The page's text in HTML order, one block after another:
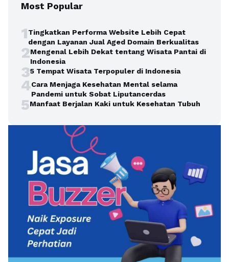
Most Popular
1Tingkatkan Performa Website Lebih Cepat
dengan Layanan Jual Aged Domain Berkualitas
2Mengenal Lebih Dekat tentang Wisata Pantai di
Indonesia
35 Tempat Wisata Terpopuler di Indonesia
4Cara Menjaga Kesehatan Mental selama
Pandemi untuk Sobat Liputancerdas
5Manfaat Berjalan Kaki untuk Kesehatan Tubuh